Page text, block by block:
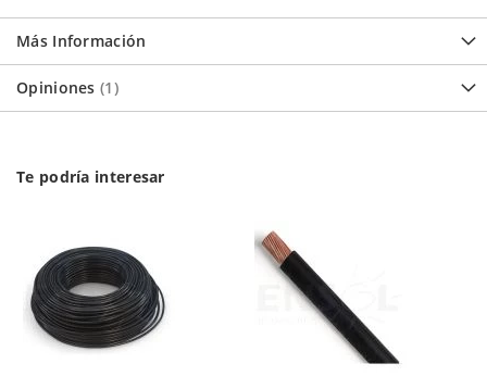
Más Información
Opiniones 1
Te podría interesar